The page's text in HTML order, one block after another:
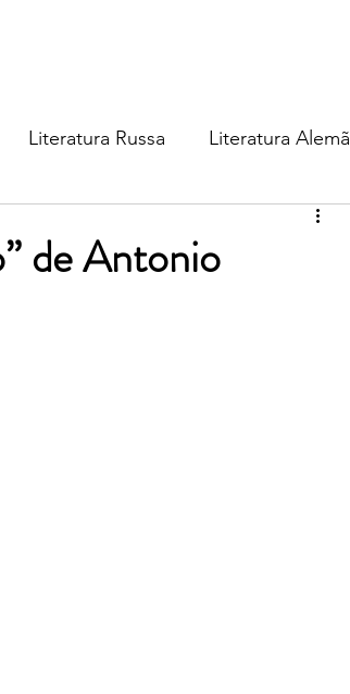
Literatura Russa Literatura Alemã
de Antonio